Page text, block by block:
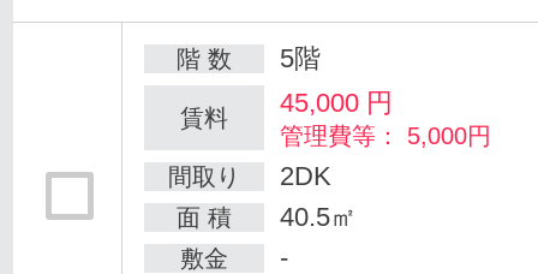
階 数 5階
賃料 45,000 円
管理費等： 5,000円
間取り
2DK
面 積 40.5㎡
敷金 -